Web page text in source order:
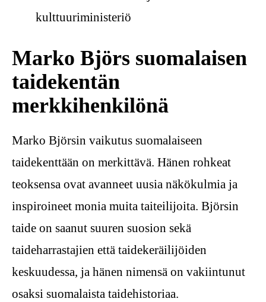
kulttuuriministeriö
Marko Björs suomalaisen
taidekentän
merkkihenkilönä
Marko Björsin vaikutus suomalaiseen
taidekenttään on merkittävä. Hänen rohkeat
teoksensa ovat avanneet uusia näkökulmia ja
inspiroineet monia muita taiteilijoita. Björsin
taide on saanut suuren suosion sekä
taideharrastajien että taidekeräilijöiden
keskuudessa, ja hänen nimensä on vakiintunut
osaksi suomalaista taidehistoriaa.